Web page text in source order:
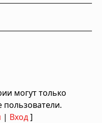
могут только
пользователи.
| Вход]